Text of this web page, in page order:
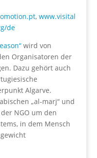
, www.visital
de
wird von
Organisatoren der
Dazu gehört auch
Algarve.
„al-marj“ und
NGO um den
in dem Mensch